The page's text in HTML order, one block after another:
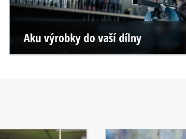
Aku výrobky do vaší dílny